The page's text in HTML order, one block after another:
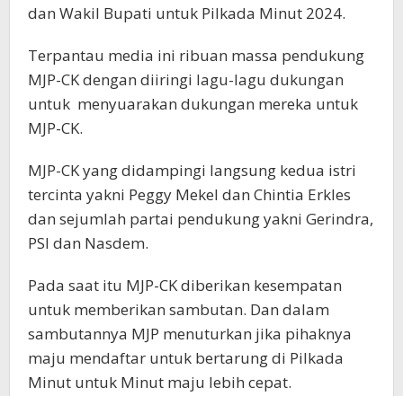
dan Wakil Bupati untuk Pilkada Minut 2024.
Terpantau media ini ribuan massa pendukung
MJP-CK dengan diiringi lagu-lagu dukungan
untuk menyuarakan dukungan mereka untuk
MJP-CK.
MJP-CK yang didampingi langsung kedua istri
tercinta yakni Peggy Mekel dan Chintia Erkles
dan sejumlah partai pendukung yakni Gerindra,
PSI dan Nasdem.
Pada saat itu MJP-CK diberikan kesempatan
untuk memberikan sambutan. Dan dalam
sambutannya MJP menuturkan jika pihaknya
maju mendaftar untuk bertarung di Pilkada
Minut untuk Minut maju lebih cepat.